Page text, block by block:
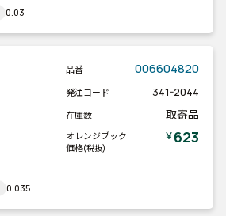
0.03
品番 006604820
発注コード 341-2044
在庫数 取寄品
オレンジブック
価格(税抜)
￥623
0.035